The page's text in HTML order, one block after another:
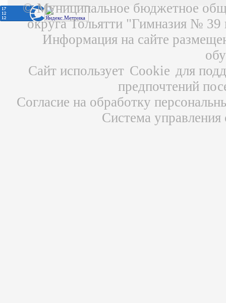
© Муниципальное бюджетное
округа Тольятти "Гимназия №
Информация на сайте
Сайт использует Cookie для
предпочтений
Согласие на обработку
Система